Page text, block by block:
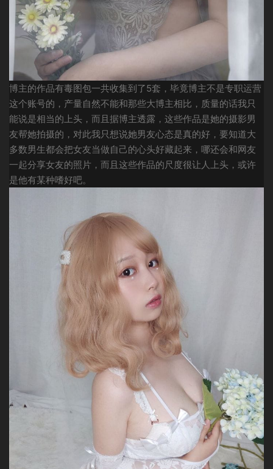
博主的作品有毒图包一共收集到了5套，毕竟博主不是专职运营
这个账号的，产量自然不能和那些大博主相比，质量的话我只
能说是相当的上头，而且据博主透露，这些作品是她的摄影男
友帮她拍摄的，对此我只想说她男友心态是真的好，要知道大
多数男生都会把女友当做自己的心头好藏起来，哪还会和网友
一起分享女友的照片，而且这些作品的尺度很让人上头，或许
是他有某种嗜好吧。